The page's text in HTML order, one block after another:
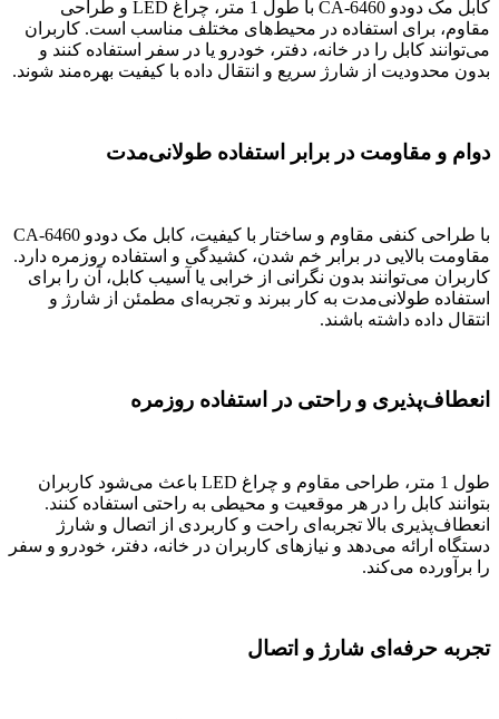
کابل مک دودو CA-6460 با طول 1 متر، چراغ LED و طراحی
مقاوم، برای استفاده در محیط‌های مختلف مناسب است. کاربران
می‌توانند کابل را در خانه، دفتر، خودرو یا در سفر استفاده کنند و
بدون محدودیت از شارژ سریع و انتقال داده با کیفیت بهره‌مند شوند.
دوام و مقاومت در برابر استفاده طولانی‌مدت
با طراحی کنفی مقاوم و ساختار با کیفیت، کابل مک دودو CA-6460
مقاومت بالایی در برابر خم شدن، کشیدگی و استفاده روزمره دارد.
کاربران می‌توانند بدون نگرانی از خرابی یا آسیب کابل، آن را برای
استفاده طولانی‌مدت به کار ببرند و تجربه‌ای مطمئن از شارژ و
انتقال داده داشته باشند.
انعطاف‌پذیری و راحتی در استفاده روزمره
طول 1 متر، طراحی مقاوم و چراغ LED باعث می‌شود کاربران
بتوانند کابل را در هر موقعیت و محیطی به راحتی استفاده کنند.
انعطاف‌پذیری بالا تجربه‌ای راحت و کاربردی از اتصال و شارژ
دستگاه ارائه می‌دهد و نیازهای کاربران در خانه، دفتر، خودرو و سفر
را برآورده می‌کند.
تجربه حرفه‌ای شارژ و اتصال